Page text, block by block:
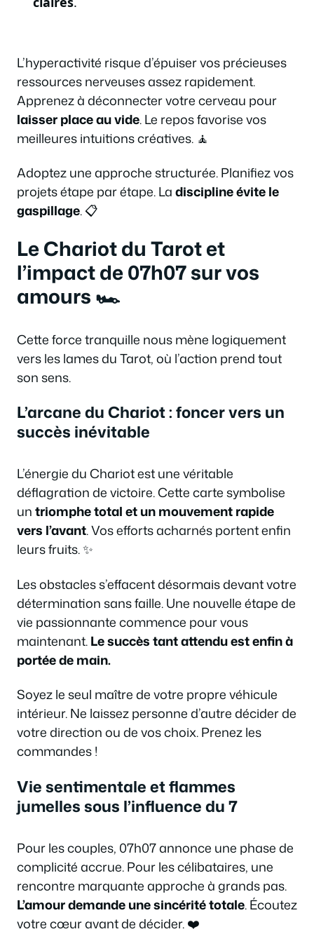
L’hyperactivité risque d’épuiser vos précieuses
ressources nerveuses assez rapidement.
Apprenez à déconnecter votre cerveau pour
laisser place au vide. Le repos favorise vos
meilleures intuitions créatives. 🧘
Adoptez une approche structurée. Planifiez vos
projets étape par étape. Ladiscipline évite le
gaspillage. 📋
Le Chariot du Tarot et
l’impact de 07h07 sur vos
amours 🏎️
Cette force tranquille nous mène logiquement
vers les lames du Tarot, où l’action prend tout
son sens.
L’arcane du Chariot : foncer vers un
succès inévitable
L’énergie du Chariot est une véritable
déflagration de victoire. Cette carte symbolise
untriomphe total et un mouvement rapide
vers l’avant. Vos efforts acharnés portent enfin
leurs fruits. ✨
Les obstacles s’effacent désormais devant votre
détermination sans faille. Une nouvelle étape de
vie passionnante commence pour vous
maintenant.Le succès tant attendu est enfin à
portée de main.
Soyez le seul maître de votre propre véhicule
intérieur. Ne laissez personne d’autre décider de
votre direction ou de vos choix. Prenez les
commandes !
Vie sentimentale et flammes
jumelles sous l’influence du 7
Pour les couples, 07h07 annonce une phase de
complicité accrue. Pour les célibataires, une
rencontre marquante approche à grands pas.
L’amour demande une sincérité totale. Écoutez
votre cœur avant de décider. ❤️